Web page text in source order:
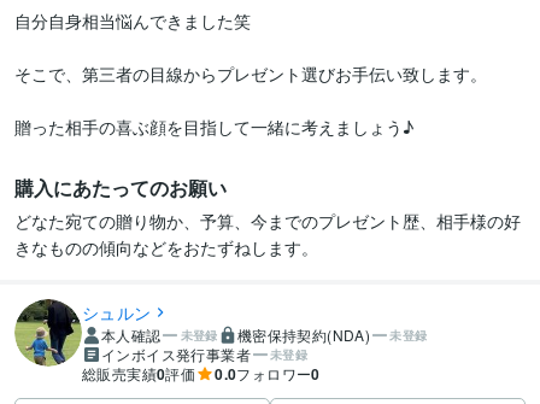
自分自身相当悩んできました笑
そこで、第三者の目線からプレゼント選びお手伝い致します。
贈った相手の喜ぶ顔を目指して一緒に考えましょう♪
購入にあたってのお願い
どなた宛ての贈り物か、予算、今までのプレゼント歴、相手様の好
きなものの傾向などをおたずねします。
シュルン
本人確認 未登録 機密保持契約(NDA) 未登録
インボイス発行事業者 未登録
総販売実績0評価 0.0フォロワー0